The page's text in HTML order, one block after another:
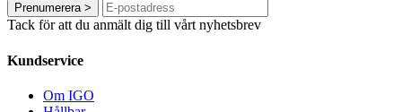
Prenumerera>
Tack för att du anmält dig till vårt nyhetsbrev
Kundservice
Om IGO